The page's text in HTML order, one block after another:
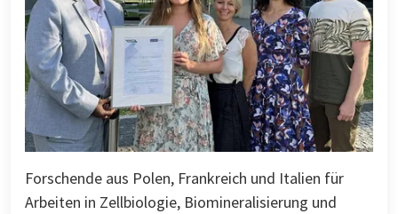
Forschende aus Polen, Frankreich und Italien für
Arbeiten in Zellbiologie, Biomineralisierung und